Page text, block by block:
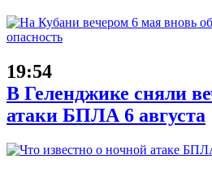
19:54
В Геленджике сняли
атаки БПЛА 6 августа